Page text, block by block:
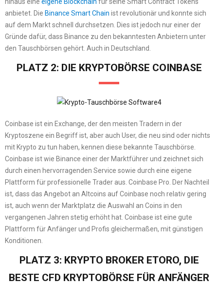
anbietet. Die Binance Smart Chain ist revolutionär und konnte sich
auf dem Markt schnell durchsetzen. Dies ist jedoch nur einer der
Gründe dafür, dass Binance zu den bekanntesten Anbietern unter
den Tauschbörsen gehört. Auch in Deutschland.
PLATZ 2: DIE KRYPTOBÖRSE COINBASE
Coinbase ist ein Exchange, der den meisten Tradern in der
Kryptoszene ein Begriff ist, aber auch User, die neu sind oder nichts
mit Krypto zu tun haben, kennen diese bekannte Tauschbörse.
Coinbase ist wie Binance einer der Marktführer und zeichnet sich
durch einen hervorragenden Service sowie durch eine eigene
Plattform für professionelle Trader aus. Coinbase Pro. Der Nachteil
ist, dass das Angebot an Altcoins auf Coinbase noch relativ gering
ist, auch wenn der Marktplatz die Auswahl an Coins in den
vergangenen Jahren stetig erhöht hat. Coinbase ist eine gute
Plattform für Anfänger und Profis gleichermaßen, mit günstigen
Konditionen.
PLATZ 3: KRYPTO BROKER ETORO, DIE
BESTE CFD KRYPTOBÖRSE FÜR ANFÄNGER